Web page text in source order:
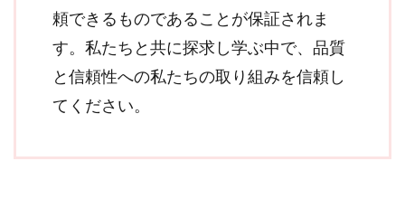
頼できるものであることが保証されま
す。私たちと共に探求し学ぶ中で、品質
と信頼性への私たちの取り組みを信頼し
てください。